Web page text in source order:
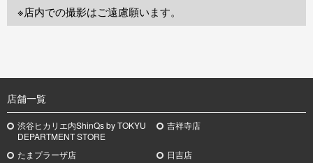
※店内での撮影はご遠慮願います。
店舗一覧
渋谷ヒカリエ内ShinQs by TOKYU
DEPARTMENT STORE
吉祥寺店
たまプラーザ店
日吉店